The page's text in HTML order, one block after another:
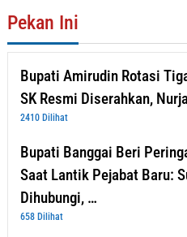
Pekan Ini
Bupati Amirudin Rotasi
SK Resmi Diserahkan,
2410 Dilihat
Bupati Banggai Beri
Saat Lantik Pejabat Baru:
Dihubungi, …
658 Dilihat